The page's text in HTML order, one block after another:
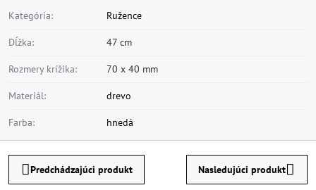
Kategória: Ružence
Dĺžka: 47 cm
Rozmery krížika: 70 x 40 mm
Materiál: drevo
Farba: hnedá
Predchádzajúci produkt Nasledujúci produkt